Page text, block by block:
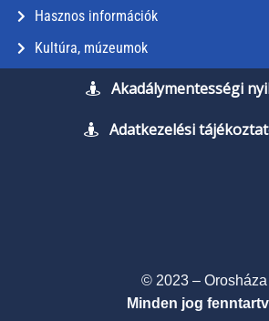
Hasznos információk
Kultúra, múzeumok
Akadálymentességi
Adatkezelési
© 2023 – Orosháza
Minden jog